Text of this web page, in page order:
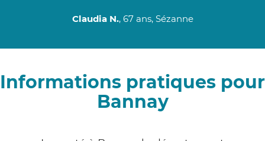
Claudia N., 67 ans, Sézanne
Informations pratiques pour
Bannay